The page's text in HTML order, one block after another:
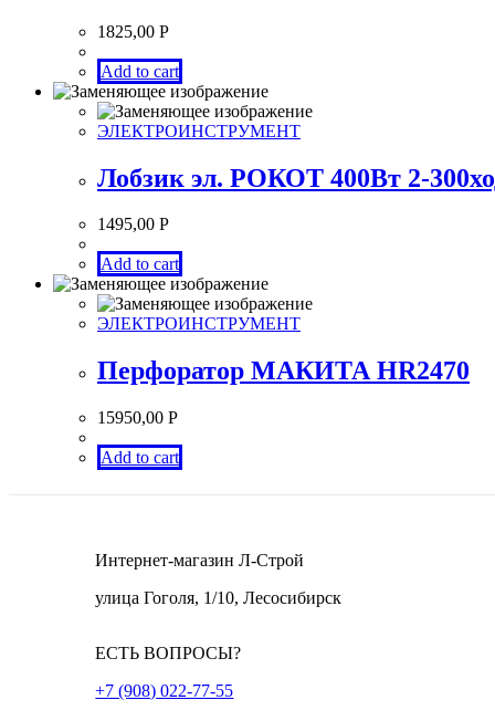
1825,00 Р
Add to cart
ЭЛЕКТРОИНСТРУМЕНТ
Лобзик эл. РОКОТ 400Вт 2-
1495,00 Р
Add to cart
ЭЛЕКТРОИНСТРУМЕНТ
Перфоратор МАКИТА HR2470
15950,00 Р
Add to cart
Интернет-магазин Л-Строй
улица Гоголя, 1/10, Лесосибирск
ЕСТЬ ВОПРОСЫ?
+7 (908) 022-77-55